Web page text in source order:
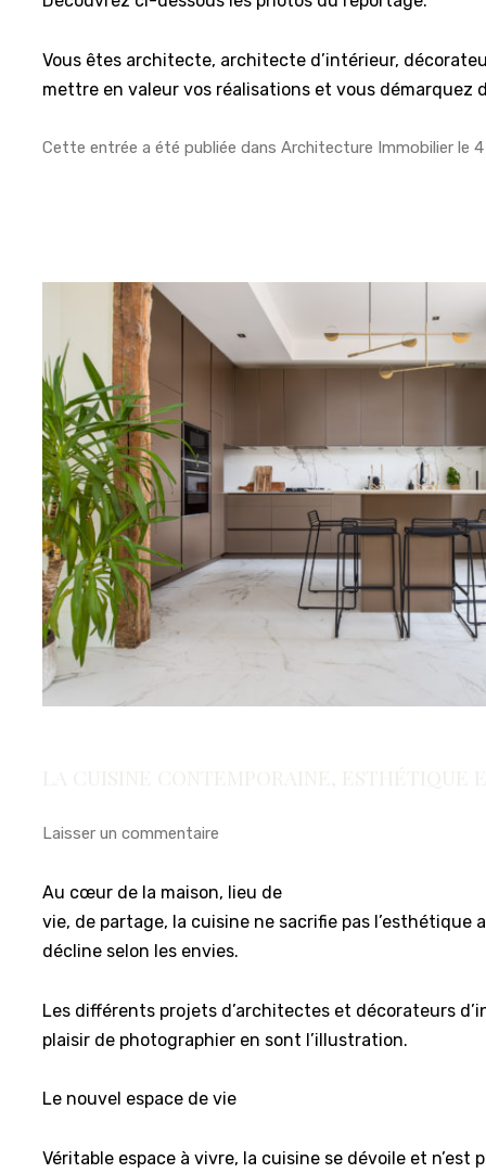
Vous êtes architecte, architecte d’intérieur,
mettre en valeur vos réalisations et vous démarquez
Cette entrée a été publiée dansArchitecture Immobilier le
Laisser un commentaire
Au cœur de la maison, lieu de
vie, de partage, la cuisine ne sacrifie pas l’esthétique
décline selon les envies.
Les différents projets d’architectes et décorateurs
plaisir de photographier en sont l’illustration.
Le nouvel espace de vie
Véritable espace à vivre, la cuisine se dévoile et n’est